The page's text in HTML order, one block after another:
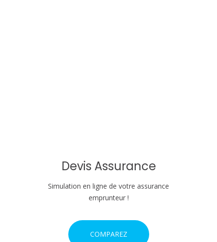
Devis Assurance
Simulation en ligne de votre assurance
emprunteur !
COMPAREZ